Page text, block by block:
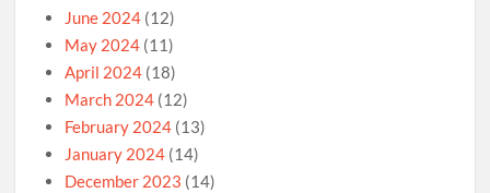
June 2024 (12)
May 2024 (11)
April 2024 (18)
March 2024 (12)
February 2024 (13)
January 2024 (14)
December 2023 (14)